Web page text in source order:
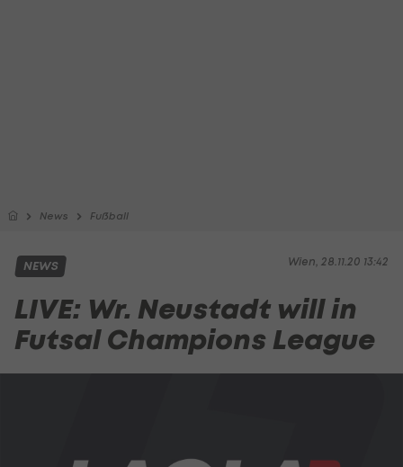
News Fußball
Wien, 28.11.20 13:42
NEWS
LIVE: Wr. Neustadt will in
Futsal Champions League